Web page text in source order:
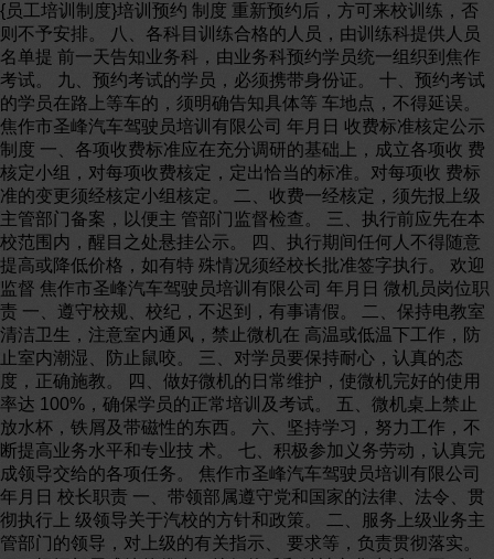
{员工培训制度}培训预约 制度 重新预约后，方可来校训练，否则不予安排。 八、各科目训练合格的人员，由训练科提供人员名单提 前一天告知业务科，由业务科预约学员统一组织到焦作考试。 九、预约考试的学员，必须携带身份证。 十、预约考试的学员在路上等车的，须明确告知具体等 车地点，不得延误。 焦作市圣峰汽车驾驶员培训有限公司 年月日 收费标准核定公示制度 一、各项收费标准应在充分调研的基础上，成立各项收 费核定小组，对每项收费核定，定出恰当的标准。对每项收 费标准的变更须经核定小组核定。 二、收费一经核定，须先报上级主管部门备案，以便主 管部门监督检查。 三、执行前应先在本校范围内，醒目之处悬挂公示。 四、执行期间任何人不得随意提高或降低价格，如有特 殊情况须经校长批准签字执行。 欢迎监督 焦作市圣峰汽车驾驶员培训有限公司 年月日 微机员岗位职责 一、遵守校规、校纪，不迟到，有事请假。 二、保持电教室清洁卫生，注意室内通风，禁止微机在 高温或低温下工作，防止室内潮湿、防止鼠咬。 三、对学员要保持耐心，认真的态度，正确施教。 四、做好微机的日常维护，使微机完好的使用率达 100%，确保学员的正常培训及考试。 五、微机桌上禁止放水杯，铁屑及带磁性的东西。 六、坚持学习，努力工作，不断提高业务水平和专业技 术。 七、积极参加义务劳动，认真完成领导交给的各项任务。 焦作市圣峰汽车驾驶员培训有限公司 年月日 校长职责 一、带领部属遵守党和国家的法律、法令、贯彻执行上 级领导关于汽校的方针和政策。 二、服务上级业务主管部门的领导，对上级的有关指示、 要求等，负责贯彻落实。 三、根据部属成绩的优劣，搞好物质和精神文化生活。 五、负责财务开支的审批工作。 六、抓好政治安全教育工作，提高部属的文化技术素质， 全面完成培训任务。 焦作市圣峰汽车驾驶员培训有限公司 年月日 学员管理制度 一、学员一经注册，将列入学校的正规管理。 二、在校期间，将统一安排吃、住、学习训练。 三、学员不准私自动用学校的一切车辆，发生事故由本 人负责。 四、学员不准请客送礼。 五、学员不准到坑、河洗澡、游泳和滑冰，不准到养鱼 塘钓鱼，不准糟蹋农作物及学校的花草、树木。如有违犯， 所造成的损失，由当事人照价赔偿。 六、学员在学习、训练中不准喝酒，更不准酗酒。 七、学员入学后禁止带贵重物品，发生丢失和损坏由本 人负责。 八、学员到校后，将车辆停放到指定的地点，不准乱放， 严禁将车辆停放到训练场和道路上，否则造成的损失，由本 人负全部责任。 九、遵守社会公德，言行举止文明礼貌，仪表端庄整洁。 焦作市圣峰汽车驾驶员培训有限公司 年月日 学员投诉受理制度 一、设学员投诉受理办公室，并由一名副校长主抓此项 工作。 二、对学校的诚信承诺制度及教学管理制度进行投诉， 即凡是学员发现学校或学校的工作人员做出有损学员个人利 益之事，学员均可向我校投诉受理办公室进行投诉。 三、受理办公室一经接到学员或其家属的投诉，必须认 真对待，要好好接待，并及时由专人负责调查投诉事由，尽 快给以落实，属校方问题，给投诉者以合理解释，并当面赔 礼、道歉，给投诉者造成经济损失的，应照价赔偿，当事人 视其情节做出严肃处理。 四、处理的投诉的事件，一经落实，应将材料整理归档。 焦作市圣峰汽车驾驶员培训有限公司 年月日 责任倒插制度 为严肃校纪，确保教学质量优良，根据交通部有关文件 的规定精神，结合我校实际情况，特制订本制度。 一、学校教练员必须照我校训词：“诚信为本，教人为 先，学员为上，育人为旨”的基本精神，认真施教。 二、学校工作人员在施教，训练期间，要求严格按照交 通部教学大纲要求的目的保证达到，力争培训出更好的学员。 三、对每个学员要认真登记造册，填写训练日志，做好 在校学习训练期间的各种实际内容的记载，并按规定建好每 个学员的档案。 四、对训练期间的各类事故，要具体调查认真分析，拿 出处理意见，视情节轻重进行处理。 五、凡在我校结业的学员，在三年内出现重大交通事故 的要视责任大小，追查到学校、训练科及教练员的责任，将 作出严肃处理。 六、本制度从即日起执行。 焦作市圣峰汽车驾驶员培训有限公司 年月日 安全消防员岗位责任 一、负责整个学校的安全工作，进行安全教育、宣传、 安全检查，制定应急预案。 二、负责安全生产管理，确保培训安全，杜绝训练责任 事故发生。 三、对发生的训练事故进行鉴定处理。 四、负责制定消防演练方案并组织实施。 五、管理好消防物品的购置、使用、存放。 六、建好消防台账。 焦作市圣峰汽车驾驶员培训有限公司 年月日 办公室、后勤科负责人 岗位职责 一、对领导负责，上传下达，搞好接待工作。 二、负责考勤，安排值班，搞好保卫工作。 三、负责书面材料的起草工作。 四、资料档案，认真管理。 五、筹集学校开支资金，按规定报销各类支出。 六、搞好后勤事务，管理职工学员食堂。 七、负责原料供应，抓好卫生工作。 八、接待学员的咨询与投诉，并协调学员提出的各种问 题，对投诉所提问题，除立即向领导反馈外，负责调查落实， 并提出处理意见，报各领导小组研究后反馈给投诉人。 九、建立好接待投诉台账。 十、主动接触学员、社会各界，征求意见和建议，向学 校反馈，提高质量信誉。做到使学员满意、社会满意、管理 部门满意。 焦作市圣峰汽车驾驶员培训有限公司 年月日 培训教材使用管理制度 为了按照全国统一的教学大纲要求，使用交通部统一编 制的教材制定制度如下： 一、凡在我中心学习训练的学员，必须统一使用交通部 统编教材，达到人手一册（套）。 二、无论是何科目，无论是何教练，都要按照教学大纲 进行教学。不得随意减少科目、课时和内容培训。 三、教研室要根据每个教练及科目的情况，围绕教学大 纲进行教学研究，制定出每个阶段的教学计划，并将其落到 实处。 四、每个教练员都要按照教学计划，认真钻研统编教材， 写出学时教案，充分准备，方可进行教学活动。 五、学校经定期不定期检查使用教材情况和教练员备课 写教案情况。 焦作市圣峰汽车驾驶员培训有限公司 年月日 教研室、训练科负责人 岗位职责 一、负责对教练员的教育、管理、工作学习。 二、抓教练员教研工作，对其业务进行考核。 三、负责安排学员训练，掌握训练考试情况，进行分析、 讲评。 四、负责学员在校期间的安全工作。 焦作市圣峰汽车驾驶员培训有限公司 年月日 教学设备管理制度 一、学校的一切教学设备都是为了培训出合格的驾驶人 才，所以，全体教职员工及广大学员对设施倍加爱护。 二、在理论科目学习期间，应由理论教师统一组织和带 领进入电教室和实物教具进行讲解。 三、学员在实习期间不经许可，不得乱动和乱操作设备。 四、不经许可造成教学设施损坏，照价赔偿。 焦作市圣峰汽车驾驶员培训有限公司 年月日 教务处、业务科、学员管理科 负责人岗位职责 一、编写教学计划并负责安排要求、实施。 二、对教练员工作进行考评。 三、负责学员咨询投诉。 四、负责报名、考试、结业等业务。 五、负责对学员登记、收费、注册工作。 六、负责对学员生活安排，搞好学员档案。 焦作市圣峰汽车驾驶员培训有限公司 年月日 教学管理制度 一、教员和教练员必须认真学习和钻研有关的机动车驾 驶员和教学大纲及教学计划，严格要求自己，并积极参加学 校规定的教练员培训活动。 二、严格按照学校制定的教学计划，有要求，有目的的 认真施教。 三、爱护一切教学设施，及时检查和维护，保持教学实 施及场所的清洁卫生。 四、教练员必须填写驾驶员培训的教学日志，做好培训 记录，对每个学员的阶段性培训都应做出认真的评价，不合 格者不予结业。 焦作市圣峰汽车驾驶员培训有限公司 年月日 计算机教学管理制度 一、计算机管理员要经常保持计算机清洁和室内的卫生， 做到防鼠、防潮、防高温的工作。 二、计算机管理员要按规定程序正确操作，做到计算机 各部件的保养工作，禁止打游戏或播放与教学无关的影片。 三、禁止非工作人员操作计算机，否则，造成的一切责 任和后果自负，并给与一定的处罚。 四、教学结束后或下班时要及时关闭计算机。 焦作市圣峰汽车驾驶员培训有限公司 年月日 档案管理制度 一、严格遵守国家有关档案管理的法规和条例。 二、按照档案管理要求，需归档的一切资料，必须及时 分类归档，妥善保管。 三、对每位学员的学籍，各科目考试情况必须认真核对， 登记甚至复印，准确无误进行归档，特别是不利于长期保存 的资料，要复印后带原件进行归档。 四、对上级有关部门的有关文件须经校部领导审阅签发 后及时归档。 五、未及校部领导批准，任何人不得随意翻阅档案资料， 确保档案的严肃性和保密性。 六、档案要经常保持清洁卫生并做到防鼠、防潮、防霉 变、防高温。 七、对需长期或永久性保存的材料，可申请当地有关档 案馆代为保管。 焦作市圣峰汽车驾驶员培训有限公司 年月日 财务人员岗位职责 一、遵守国家的法令、法规、校纪、校规，遵守财务制 度，按时上下班，严格作息时间，有事请假。 二、严格收支管理，未经领导审批的任何单据，以及不 合理支出坚决拒支。 三、坚持学习，努力工作，不断提高自身的政治思想素 质和业务素质。 四、做好财务谋划和预算，账目要日清月清结，下班后 财务室不准留存现金，否则后果自负。 五、做好现金收支，每月初向校长递交一份上一月的财 务报表。 六、积极参加义务劳动，搞好室内、外卫生，完成领导 交给的各项任务。 焦作市圣峰汽车驾驶员培训有限公司 年月日 学员守则 一、学员要遵纪守法，严格遵守驾校的各项规章制度， 服从驾校的管理和指挥，严格按照驾校的教学计划进行培训， 共同维护好学校的声誉。 二、严格遵守交通法规，不准私自启动或单独驾驶车辆， 否则造成的一切后果由自己承担。 三、学员在训练期间，坚持十不准： 1、不准戴墨镜 2、不准赤脚 3、不准穿裤头 4、不准高跟鞋 5、不准拖鞋 6、不准打架斗殴 7、不准大声喧哗 8、不准饮酒赌博 9、不准损坏公物 10、不准恶语伤人 四、提高道德修养，尊敬领导，尊重教练，学员间团结 友爱，建立新型的教学关系，禁止学员向校方教职工请客送 礼。 五、虚心学习，服从驾校的各项训练，安排和技术指导， 不懂就问。 诚信承诺书 汽车驾驶员是为经济建设和人民生活服务的窗口职业， 不仅有较高的驾驶技能，而且要有较高的职业道德水平，为 此，我校特向社会各界和广大学员做出如下承诺： 一、按照交通部 2004年 778号文件发布的《中华人民共 和国机动车驾驶员培训教学大纲》的内容和要求，严格管理， 合理安排，认真施教。 二、“大纲”规定，根据学员报学不同的车型或类别，分 批、分期合理安排学时，以确保每个学员各阶段的学时使每 位学员不仅能掌握扎实的理论知识，养成良好的驾驶道德， 解多种车型的性能，还能掌握熟练的驾驶技能。 三、确保学员的学习和训练，学校制定的各项管理制度 及各个岗位职责，要求每位学员既要认真执行校内的规章制 度，又要守纪、手法。 四、确保学员的学时和训时，学时将分批进行施教，训 时，将定人、定车、定教练进行培训，每车学员不超过 8个 人。 五、收费按照公示的收费标准收取费用，符合优惠条件 的按照公示优惠政策收费。 六、凡是学员预约的，校方承诺的都将予以落实兑现。 七、学员到校报到之日起，本校即承诺认真施教，严格 考核，将每位学员培训成一名合格的驾驶员，为社会输送有 用的技术人才。 焦作市圣峰汽车驾驶员培训有限公司 年月日 附件 1-1 河南省机动车驾驶员培训行政许可申请表 业户名称： 焦作市圣峰驾驶员培训中心 业户地址： 焦作市新区宁郭镇张庄村 联系人： 张冬成 电话： 填表日期： 2013 年 10月 25日 河南省交通厅道路运输局监制 附件 1-2 机动车驾驶员培训行政许可申请书 申请人（及法定 代表人）名称 张冬成 申请人住址 焦作市新区宁郭镇张 庄村 申请人 联系方式 邮政编码 454991 类别 综合类（二级）申请的行政许可 事项及内容 经营范围 B2C1 申 请 材 料 目 录 1、 申报申请书 2、 工商企业名称预登记核准通知书 3、 训练场地证明 4、 机动车驾驶员培训行政许可申请表 5、 培训教练场地情况登记表 6、 教学设施设备登记表 7、 教学设施、设备经营场地照片 8、 教练车辆情况登记表 9、 车辆购车说明 10、理论教练情况登记表 11、实操教练情况等级表 12、机构设置及负责人情况 13、管理人员登记表 14、人员清册 15、人员资格及职称证明和聘用合同 16、 管理制度情况登记表 17、管理制度文本 申请日期 2013年 10月 25日 申请人签字 或盖章 注：申请人应当如实向实施机关提交有关材料和反映情况，并对 申请材料实质内容的真实性负责。 附件 1-3 机动车驾驶员培训机构基本情况表 培训机构名称 焦作市圣峰驾驶员培训中心 经济性质 个体 详细地址 焦作新区宁郭 镇张庄村 电 话 邮编 454991 法人代表 张冬成 联系 方式 学历（职称） 高中 申报类别 二类 经营范围 B2C1 职工总数 34人（其中管理员 6人，操作教员 25人，理论教员 3人） 办公场所 35间 机构设置 10个 管理制度 23个 理论教室 4间 260m2 实习教室 2间 90m2 教练车 20辆（其中大客辆，大货 5辆，小车 15辆） 教练场总面积 55000m2 硬化面积 48000m2 是否租用 是 场地训练面积 30000m2 硬化面积 30000m2 龙门骨架吊杆 6套 道路训练场面积 6300m2 长 900m，宽 7m 硬化面积 6300m2 教练场 道路训练九项科目设置是否齐全：是 教学设备 多媒体教学设备 1（台）多媒体理论教学软件 1（台） 教学挂图 10（套）程控电教板 2（个）模型教具 4（个） 培训学时记事管理系统（套）汽车模拟驾驶器 4（台） 无纸化理论考试计算机 20（台）红外线桩考仪 2（台） 附件 2： 培训教练场地情况登记表 教练场总面积 55000m2 硬化面积 48000m2 是否租用 是 场地训练场地面积 30000m2 硬化面积 30000m2 龙门骨架吊 杆 6套 道路训练场地面积 6300m2，长度 900m，宽度 7 硬化面积 6300m2 序号 场内道路驾驶训练科目 大型车 小型车 1 连续障碍 95 70 2 单边桥 65 35 3 直角转弯 80 42 4 侧方停车 35 20 5 上坡定点停车与坡道起步 32 23 6 限宽门 95 53 7 起伏路 8 百米加减挡 135 130 9 曲线行驶 70 60 10 场内道路驾驶教练场总长度 700 574 理论教室 4间 260m2 实习教室 2间 90m2 附件 4： 教学设施设备登记表 序号 名称 数量（台或套） 电化教学设备 1 多媒体教学设备 1套 2 多媒体理论教学软件 1套 3 无纸化理论考试用计算机 20台 教学挂图 10套 4 交通信号挂图 1套 程控电教板 2个 ※5 汽油机工作原理 ※6 柴油机工作原理 ※7 化油器式汽油机燃料供给系 ※8 电控汽油喷射发动机燃料供给系 ※9 柴油机燃料供给系 ※10 发动机点火系 ※11 发动机冷却系 12 汽车气压制动系或汽车液压制动系 ※13 离合器 ※14 变速器 ※15 自动变速器 模型教具 4个 16 发动机机体解刨模型 1个 17 转向机构模型 1个 18 透明或实物解刨全车制动系统模型 1个 其他教具、设备 19 训练学时计算机计时管理系统 1套 20 教学磁板 1套 21 更换车轮工具（千斤顶和轮胎扳手） 20套 22 车用灭火器 20套 ※23 红外线桩考仪 2个 ※24 汽车驾驶模拟器 2台 注：1、标※的为可选教具、设备 机动车驾驶培训常规教学用具及数量要求清册 培训机构名称：焦作市圣峰驾驶员培训中心 数量（台或套）序 号 名称 一类企业 二类企业 三类企业 1 幻灯机及荧幕 1套 2 投影机及荧幕 1套 3 汽车驾驶构造及驾驶录像 5套 4 道路交通标志、标线、信号挂图 1套 5 车辆整车拆装挂图 1套 6 汽油车电器设备连接总线路布置图 1套 7 柴油车电器设备连接总线路布置图 1套 8 汽油机工作原理 1套 9 柴油机工作原理 1套 10 汽油机点火系统及原理 1套 11 化油器式汽油机燃料系统及原理 1套 12 电控汽油喷射发动机燃料供给系统 3套 13 柴油燃料供给系统及原理 1套 14 发动机冷却系统及原理 2套 15 发动机润滑系统及原理 1套 16 汽车气压制动系统及原理 1套 17 汽车液压制动系统及原理 1套 18 汽车制动制动系统及原理 1套 19 离合器及原理 1套 20 手制动变速器及原理 1套 21 自动变速器及原理 1套 22 整车解刨模型 1套 23 发动机解刨总成 1套 24 化油器总成 3套 25 汽油滤清总成 3套 26 分电器总成 3套 27 机油滤清器总成 3套 28 空气滤清总成 3套 29 蓄电池总成 1套 30 离合器总成 1套 31 液压制动主缸总成 2套 32 液压制动轮缸总成 2套 33 简易驾驶练习器 5套 34 微机管理 2套 35 汽车修理录像 6套 36 汽油机故障排除录像 2套 37 汽车维修车间（电、气焊） 1套 总计： 附件 9： 管理制度情况登记表 序 号 管理制度 是否具备 负责人姓名 1 安全管理制度 是 陈方魁 2 诚信承诺制度 是 陈方魁 3 教学管理制度 是 张新来 4 教练员管理制度 是 陈亮 5 学员管理制度 是 张新来 6 结业考试制度 是 张明利 7 培训预约制度 是 陈亮 8 责任倒查制度 是 张冬成 9 学员投诉受理制度 是 张明利 10 教学车辆管理制度 是 陈亮 11 教学设施设备管理制度 是 张根成 12 计算机教学管理制度 是 张根成 13 培训收费管理制度 是 张明利 14 教练场地管理制度 是 陈亮 15 档案管理制度 是 张明利 焦作市圣峰驾驶员培训中心（理论实践）教练员名单 姓名 性别 住址 出生年月 专业 职务 学历 从事专业 年限 准考证号码 备注 陈亮 男 武陟县宁郭镇 张庄村 驾驶 教练员 高中 19 理论教练员 张冬成 男 武陟县宁郭镇 张庄村 驾驶 教练员 高中 14 实操教练员 石更红 男 武陟县宁郭镇 张庄村 驾驶 教练员 高中 18 实操教练员 陈保利 男 武陟县宁郭镇 张庄村 驾驶 教练员 高中 11 理论教练员 张新来 男 武陟县宁郭镇 张庄村 驾驶 教练员 中专 12 实操教练员 常立军 男 武陟县宁郭镇 驾驶 教练员 高中 10 实操教练员 张庄村 冯小红 男 武陟县宁郭镇 张庄村 驾驶 教练员 高中 15 理论教练员 张根成 男 武陟县宁郭镇 张庄村 驾驶 教练员 高中 3 实操教练员 石小刚 男 武陟县宁郭镇 张庄村 驾驶 教练员 中专 9 实操教练员 李罕 男 武陟县宁郭镇 大驾村 驾驶 教练员 高中 5 实操教练员 陈宝良 男 武陟县宁郭镇 张庄村 驾驶 教练员 高中 6 实操教练员 冯小兵 男 武陟县宁郭镇 张庄村 驾驶 教练员 高中 8 实操教练员 姓名 性别 住址 出生年月 专业 职务 高中 从事专业 准考证号码 备注 年限 张冬雨 男 武陟县宁郭镇 宁郭村 驾驶 教练员 本科 4 实操教练员 冯海利 男 武陟县宁郭镇 张庄村 驾驶 教练员 高中 15 实操教练员 李罕 男 武陟县宁郭镇 邱庄村 驾驶 教练员 高中 12 实操教练员 石小军 男 武陟县宁郭镇 张庄村 驾驶 教练员 本科 4 实操教练员 陈方魁 男 武陟县宁郭镇 张庄村 驾驶 教练员 高中 6 实操教练员 陈双亮 男 武陟县宁郭镇 张庄村 驾驶 教练员 中专 8 实操教练员 石东明 男 武陟县宁郭镇 驾驶 教练员 高中 17 实操教练员 张庄村 冯福利 男 武陟县宁郭镇 张庄村 驾驶 教练员 高中 15 实操教练员 石利明 男 武陟县宁郭镇 张庄村 驾驶 教练员 高中 11 实操教练员 石红领 男 武陟县宁郭镇 张庄村 驾驶 教练员 大专 17 实操教练员 石永生 男 武陟县宁郭镇 张庄村 驾驶 教练员 高中 17 实操教练员 冯伟伟 男 武陟县宁郭镇 张庄村 驾驶 教练员 高中 7 实操教练员 石晶晶 男 武陟县宁郭镇 张庄村 驾驶 教练员 中专 6 实操教练员 附件 5 理论教练员情况登记表 序号 姓名 性别 年龄 学历 驾龄 准驾车型 备注 1 陈亮 男 35 高中 19 A2 2 陈保利 男 37 高中 11 A2 3 冯小红 男 34 高中 15 B2D 附：身份证、驾驶证、学历、技术职称复印件 附件 6 实操教练员情况登记表 序号 姓名 性别 年龄 学历 驾龄 准驾车型 备注 1 石更红 男 50 高中 18 A2 2 张冬成 男 33 高中 14 A2 3 张新来 男 40 中专 12 A2D 4 常立军 男 31 高中 10 A2D 5 张根成 男 27 高中 3 B2 6 石小刚 男 30 中专 9 B2D 7 李罕 男 34 高中 5 B2 8 陈宝良 男 35 高中 6 B2 9 冯小兵 男 31 高中 8 B2 10 张冬雨 男 34 本科 4 C1 11 冯海利 男 40 高中 15 C1 12 李罕 男 51 高中 12 C1 13 石小军 男 36 本科 4 C1 14 陈方魁 男 50 高中 6 C1 15 陈双亮 男 30 中专 8 C1 16 石东明 男 37 高中 17 A2D 17 冯福利 男 40 高中 15 C1D 18 石利明 男 33 高中 11 A2D 19 石永生 男 39 高中 17 A2D 附：身份证、驾驶证、学历、技术职称复印件 组织结构情况（用框图表示） 附件 7 机构设置及负责人人员情况 序号 机构 设立 名称 负责 人姓 名 性别 年龄 文化 程度 技术 职称 职务 1 校长 室 张冬 成 男 33 高中 校长 2 校务 室 陈方 魁 男 50 高中 校务主管 3 财务 室 张明 利 女 29 高中 财务主管 4 业务 室 张新 来 男 40 中专 业务主管 5 档案 室 石小 军 男 36 本科 档案主管 6 报名 处 张明 利 女 29 高中 报名处主 管 7 教研 室 张根 成 男 27 高中 教研主管 8 事务 室 石东 明 男 37 高中 事务主管 9 修理 组 陈亮 男 35 高中 修理